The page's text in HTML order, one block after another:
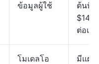
ข้อมูลผู้ใช้
ต้นที่
ต่อเดื
โมเดลโอ
มีแผน